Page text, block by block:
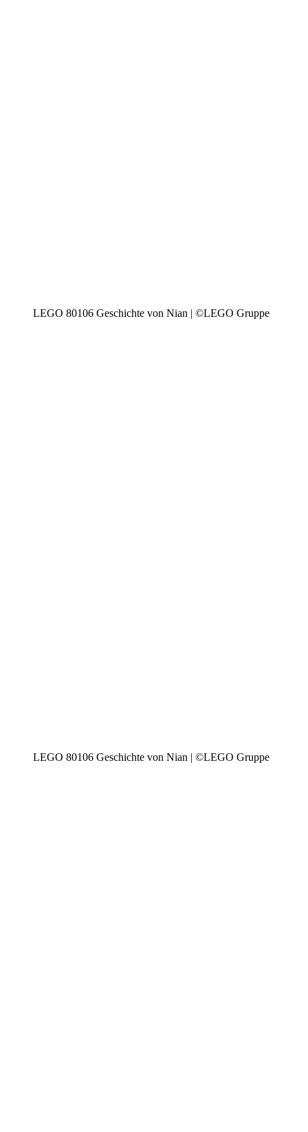
LEGO 80106 Geschichte von Nian | ©LEGO Gruppe
LEGO 80106 Geschichte von Nian | ©LEGO Gruppe